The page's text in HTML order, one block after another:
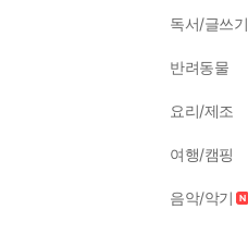
독서/글쓰기
반려동물
요리/제조
여행/캠핑
음악/악기